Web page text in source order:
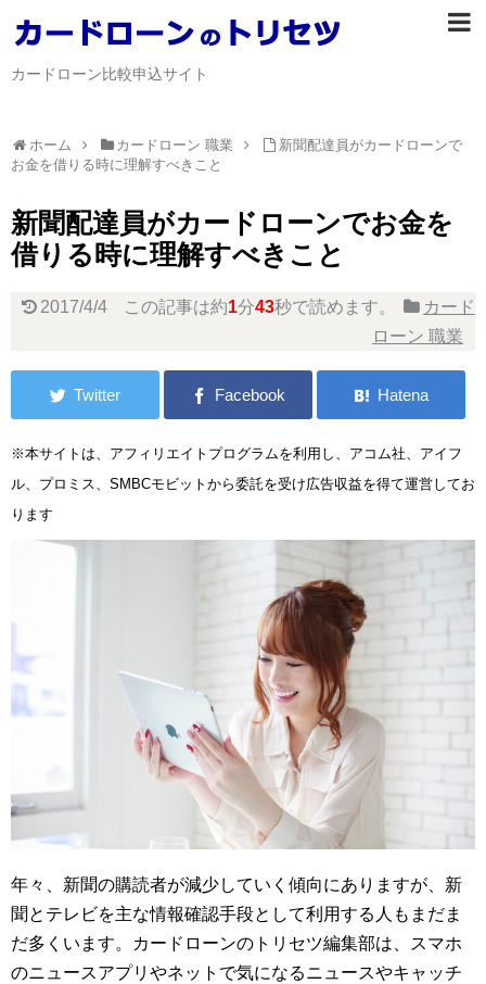
カードローン比較申込サイト
ホーム カードローン 職業
新聞配達員がカードローンで
お金を借りる時に理解すべきこと
新聞配達員がカードローンでお金を
借りる時に理解すべきこと
2017/4/4 この記事は約1分43秒で読めます。
カード
ローン 職業
※本サイトは、アフィリエイトプログラムを利用し、アコム社、アイフ
ル、プロミス、SMBCモビットから委託を受け広告収益を得て運営してお
ります
年々、新聞の購読者が減少していく傾向にありますが、新
聞とテレビを主な情報確認手段として利用する人もまだま
だ多くいます。カードローンのトリセツ編集部は、スマホ
のニュースアプリやネットで気になるニュースやキャッチ